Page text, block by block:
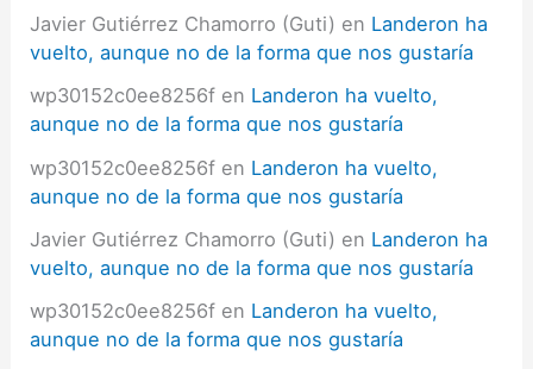
Javier Gutiérrez Chamorro (Guti) en Landeron ha
vuelto, aunque no de la forma que nos gustaría
wp30152c0ee8256f en Landeron ha vuelto,
aunque no de la forma que nos gustaría
wp30152c0ee8256f en Landeron ha vuelto,
aunque no de la forma que nos gustaría
Javier Gutiérrez Chamorro (Guti) en Landeron ha
vuelto, aunque no de la forma que nos gustaría
wp30152c0ee8256f en Landeron ha vuelto,
aunque no de la forma que nos gustaría